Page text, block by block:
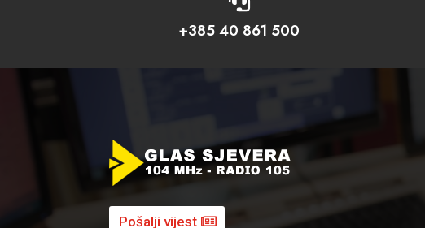
+385 40 861 500
Pošalji vijest